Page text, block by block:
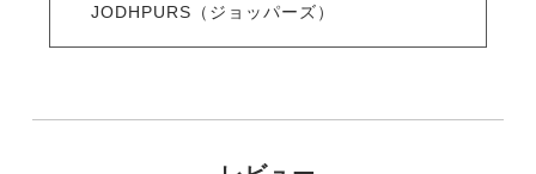
JODHPURS（ジョッパーズ）